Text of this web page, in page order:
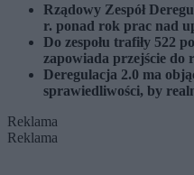
Rządowy Zespół
r. ponad rok prac nad
Do zespołu trafiły 522
zapowiada przejście do
Deregulacja 2.0 ma
sprawiedliwości, by
Reklama
Reklama